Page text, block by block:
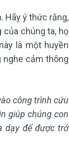
Hãy ý thức rằng,
của chúng ta, họ
là một huyền
nghe cảm thông
công trình cứu
giúp chúng con
dạy để được trở